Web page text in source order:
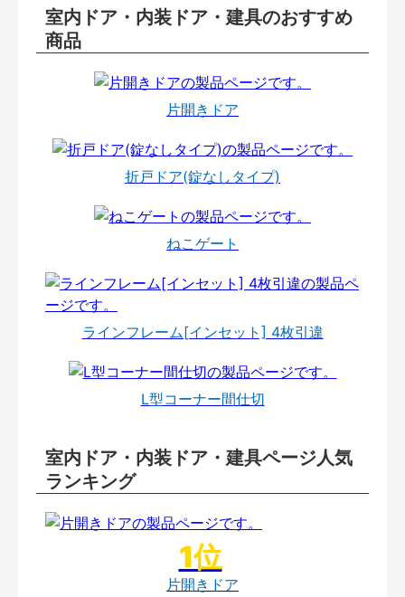
室内ドア・内装ドア・建具のおすすめ
商品
片開きドア
折戸ドア(錠なしタイプ)
ねこゲート
ラインフレーム[インセット] 4枚引違
L型コーナー間仕切
室内ドア・内装ドア・建具ページ人気
ランキング
片開きドア